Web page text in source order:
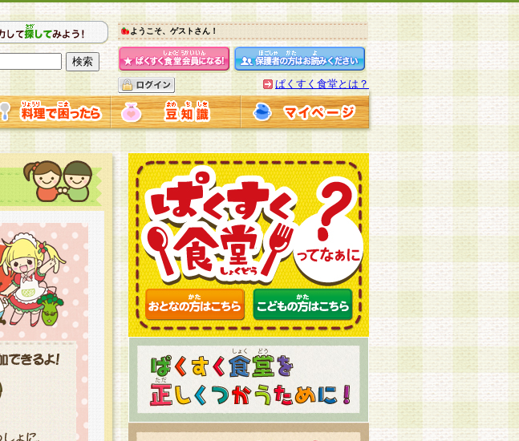
ようこそ、ゲストさん！
ぱくすく食堂とは？